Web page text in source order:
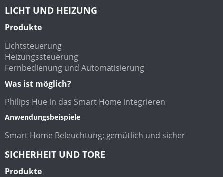
LICHT UND HEIZUNG
Produkte
Lichtsteuerung
Heizungssteuerung
Fernbedienung und Automatisierung
Was ist möglich?
Philips Hue in das Smart Home integrieren
Anwendungsbeispiele
Smart Home Beleuchtung: gemütlich und sicher
SICHERHEIT UND TORE
Produkte